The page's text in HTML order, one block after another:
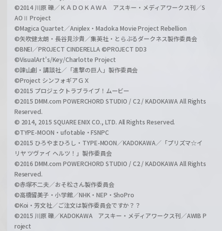
©2014 川原 礫／ＫＡＤＯＫＡＷＡ アスキー・メディアワークス刊／S
AOⅡ Project
©Magica Quartet／Aniplex・Madoka Movie Project Rebellion
©矢吹健太朗・長谷見沙貴／集英社・とらぶるダークネス製作委員会
©BNEI／PROJECT CINDERELLA ©PROJECT DD3
©VisualArt's/Key/Charlotte Project
©諫山創・講談社／「進撃の巨人」製作委員会
©Project シンフォギアＧＸ
©2015 プロジェクトラブライブ！ムービー
©2015 DMM.com POWERCHORD STUDIO / C2 / KADOKAWA All Rights
Reserved.
© 2014, 2015 SQUARE ENIX CO., LTD. All Rights Reserved.
©TYPE-MOON・ufotable・FSNPC
©2015 ひろやまひろし・TYPE-MOON／KADOKAWA／「プリズマ☆イ
リヤ ツヴァイ ヘルツ！」製作委員会
©2016 DMM.com POWERCHORD STUDIO / C2 / KADOKAWA All Rights
Reserved.
©赤塚不二夫／おそ松さん製作委員会
©高橋留美子・小学館／NHK・NEP・ShoPro
©Koi・芳文社／ご注文は製作委員会ですか？？
©2015 川原 礫／KADOKAWA アスキー・メディアワークス刊／AWIB P
roject